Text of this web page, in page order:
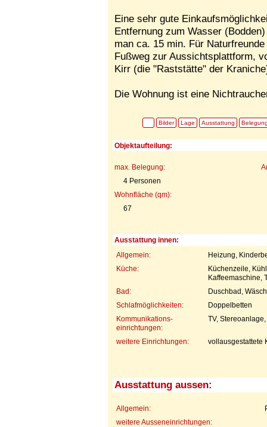
Eine sehr gute
Entfernung zum Wasser
man ca. 15 min. Für
Fußweg zur Aussichtsplattform,
Kirr (die "Raststätte" der
Die Wohnung ist eine
Bilder Lage Ausstattung
Objektaufteilung:
max. Belegung:
4 Personen
Wohnfläche (qm):
67
Ausstattung innen:
Allgemein:
Heizung,
Küche:
Küchenzeile,
Kaffeemaschine,
Bad:
Duschbad,
Schlafmöglichkeiten:
Doppelbetten
Kommunikations-
einrichtungen:
TV,
weitere Einrichtungen: vollausgestattete
Ausstattung aussen:
Allgemein:
weitere Ausseneinrichtungen: